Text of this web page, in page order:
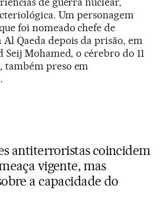
Um personagem
foi nomeado chefe de
Al Qaeda depois da prisão, em
Seij Mohamed, o cérebro do 11
também preso em
antiterroristas coincidem
vigente, mas
a capacidade do